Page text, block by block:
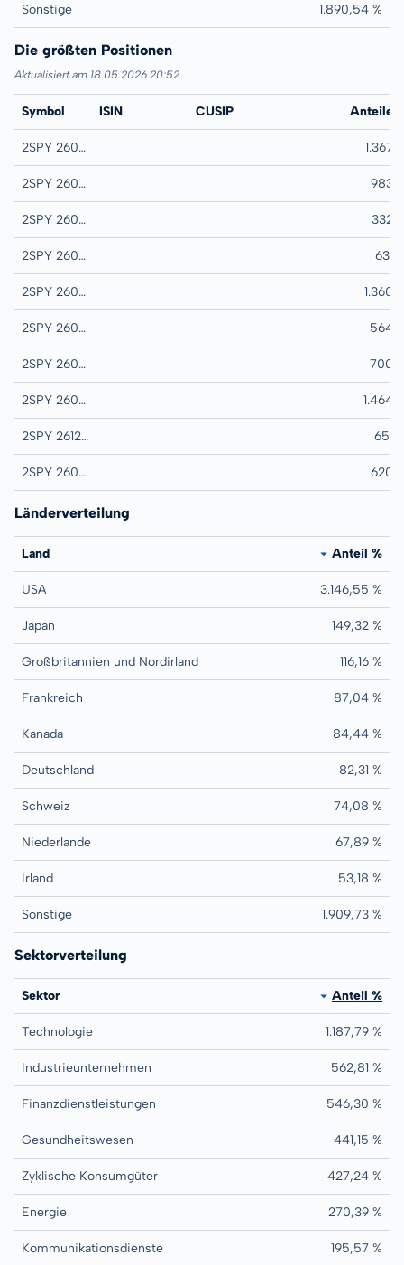
Sonstige 1.890,54 %
Die größten Positionen
Aktualisiert am 18.05.2026 20:52
Symbol ISIN CUSIP Anteile
2SPY 260331C00006210 SPY 03/31/2026
1.367
2SPY 260331C00006150 SPY 03/31/2026
983
2SPY 260331C00006270 SPY 03/31/2026
332
2SPY 260630C00006800 SPY 06/30/2026
631
2SPY 260630C00006860 SPY 06/30/2026
1.360
2SPY 260630C00006920 SPY 06/30/2026
564
2SPY 260930C00007330 SPY 09/30/2026
700
2SPY 260930C00007390 SPY 09/30/2026
1.464
2SPY 261231C00007500 SPY 12/31/2026651
2SPY 260930C00007460 SPY 09/30/2026
620
Länderverteilung
Land Anteil %
USA 3.146,55 %
Japan 149,32 %
Großbritannien und Nordirland 116,16 %
Frankreich 87,04 %
Kanada 84,44 %
Deutschland 82,31 %
Schweiz 74,08 %
Niederlande 67,89 %
Irland 53,18 %
Sonstige 1.909,73 %
Sektorverteilung
Sektor Anteil %
Technologie 1.187,79 %
Industrieunternehmen 562,81 %
Finanzdienstleistungen 546,30 %
Gesundheitswesen 441,15 %
Zyklische Konsumgüter 427,24 %
Energie 270,39 %
Kommunikationsdienste 195,57 %